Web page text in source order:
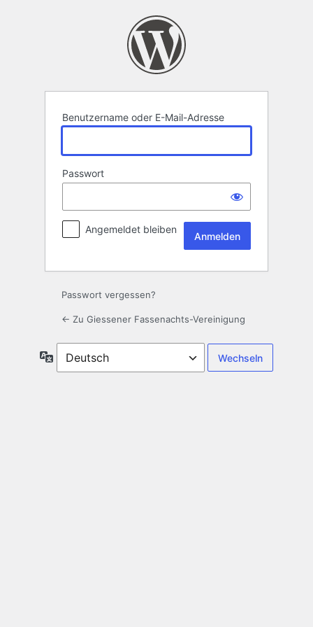
Benutzername oder E-Mail-Adresse
Passwort
Angemeldet bleiben
Passwort vergessen?
← Zu Giessener Fassenachts-Vereinigung
Sprache